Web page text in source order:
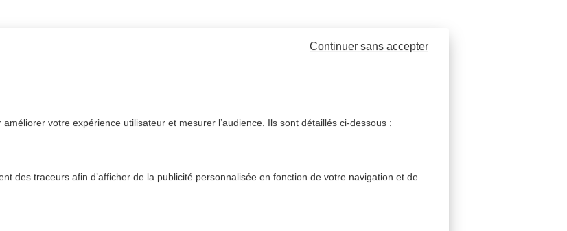
votre expérience utilisateur et mesurer l’audience. Ils sont détaillés ci-dessous :
des traceurs afin d’afficher de la publicité personnalisée en fonction de votre navigation et de
Continuer sans accepter